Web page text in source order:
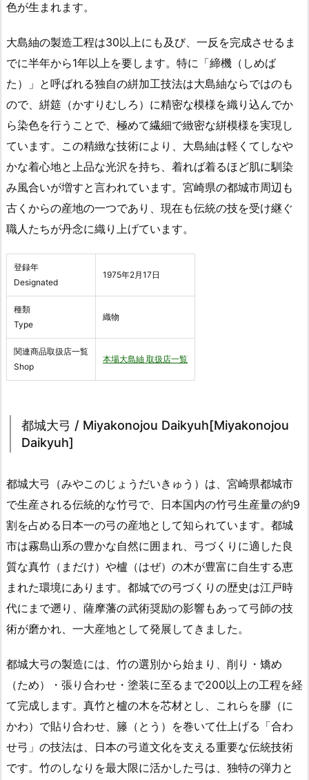
色が生まれます。
大島紬の製造工程は30以上にも及び、一反を完成させるま
でに半年から1年以上を要します。特に「締機（しめば
た）」と呼ばれる独自の絣加工技法は大島紬ならではのも
ので、絣筵（かすりむしろ）に精密な模様を織り込んでか
ら染色を行うことで、極めて繊細で緻密な絣模様を実現し
ています。この精緻な技術により、大島紬は軽くてしなや
かな着心地と上品な光沢を持ち、着れば着るほど肌に馴染
み風合いが増すと言われています。宮崎県の都城市周辺も
古くからの産地の一つであり、現在も伝統の技を受け継ぐ
職人たちが丹念に織り上げています。
登録年
Designated
1975年2月17日
種類
Type
織物
関連商品取扱店一覧
Shop
本場大島紬 取扱店一覧
都城大弓 / Miyakonojou Daikyuh[Miyakonojou
Daikyuh]
都城大弓（みやこのじょうだいきゅう）は、宮崎県都城市
で生産される伝統的な竹弓で、日本国内の竹弓生産量の約9
割を占める日本一の弓の産地として知られています。都城
市は霧島山系の豊かな自然に囲まれ、弓づくりに適した良
質な真竹（まだけ）や櫨（はぜ）の木が豊富に自生する恵
まれた環境にあります。都城での弓づくりの歴史は江戸時
代にまで遡り、薩摩藩の武術奨励の影響もあって弓師の技
術が磨かれ、一大産地として発展してきました。
都城大弓の製造には、竹の選別から始まり、削り・矯め
（ため）・張り合わせ・塗装に至るまで200以上の工程を経
て完成します。真竹と櫨の木を芯材とし、これらを膠（に
かわ）で貼り合わせ、籐（とう）を巻いて仕上げる「合わ
せ弓」の技法は、日本の弓道文化を支える重要な伝統技術
です。竹のしなりを最大限に活かした弓は、独特の弾力と